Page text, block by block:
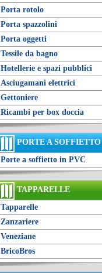
Porta rotolo
Porta spazzolini
Porta oggetti
Tessile da bagno
Hotellerie e spazi pubblici
Asciugamani elettrici
Gettoniere
Ricambi per box doccia
PORTE A SOFFIETTO
Porte a soffietto in PVC
TAPPARELLE
Tapparelle
Zanzariere
Veneziane
BricoBros